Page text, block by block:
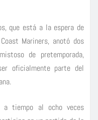
que está a la espera de
Mariners, anotó dos
de pretemporada,
oficialmente parte del
a tiempo al ocho veces